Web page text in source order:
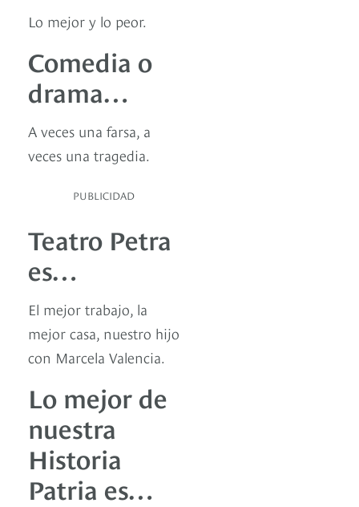
Lo mejor y lo peor.
Comedia o
drama…
A veces una farsa, a
veces una tragedia.
PUBLICIDAD
Teatro Petra
es…
El mejor trabajo, la
mejor casa, nuestro hijo
con Marcela Valencia.
Lo mejor de
nuestra
Historia
Patria es…